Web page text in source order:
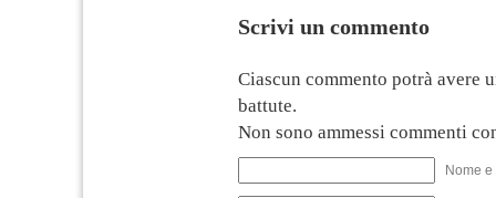
Scrivi un commento
Ciascun commento potrà avere
battute.
Non sono ammessi commenti
Nome